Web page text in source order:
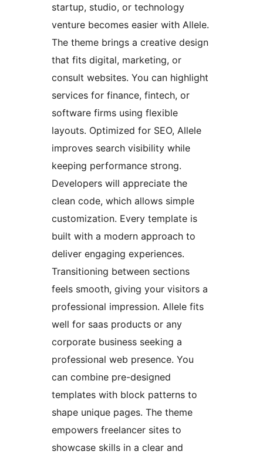
startup, studio, or technology
venture becomes easier with Allele.
The theme brings a creative design
that fits digital, marketing, or
consult websites. You can highlight
services for finance, fintech, or
software firms using flexible
layouts. Optimized for SEO, Allele
improves search visibility while
keeping performance strong.
Developers will appreciate the
clean code, which allows simple
customization. Every template is
built with a modern approach to
deliver engaging experiences.
Transitioning between sections
feels smooth, giving your visitors a
professional impression. Allele fits
well for saas products or any
corporate business seeking a
professional web presence. You
can combine pre-designed
templates with block patterns to
shape unique pages. The theme
empowers freelancer sites to
showcase skills in a clear and